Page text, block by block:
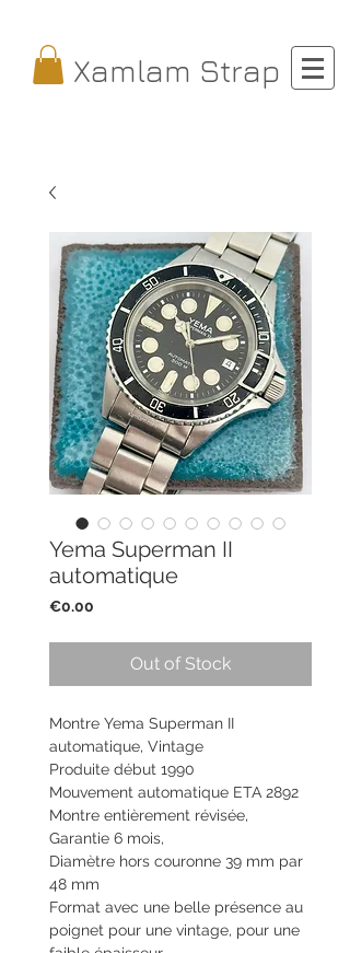
Xamlam Strap
Yema Superman II
automatique
€0.00
Out of Stock
Montre Yema Superman II
automatique, Vintage
Produite début 1990
Mouvement automatique ETA 2892
Montre entièrement révisée,
Garantie 6 mois,
Diamètre hors couronne 39 mm par
48 mm
Format avec une belle présence au
poignet pour une vintage, pour une